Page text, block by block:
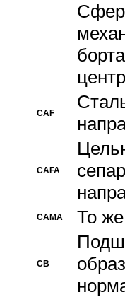
CAF
CAFA
CAMA То
CB